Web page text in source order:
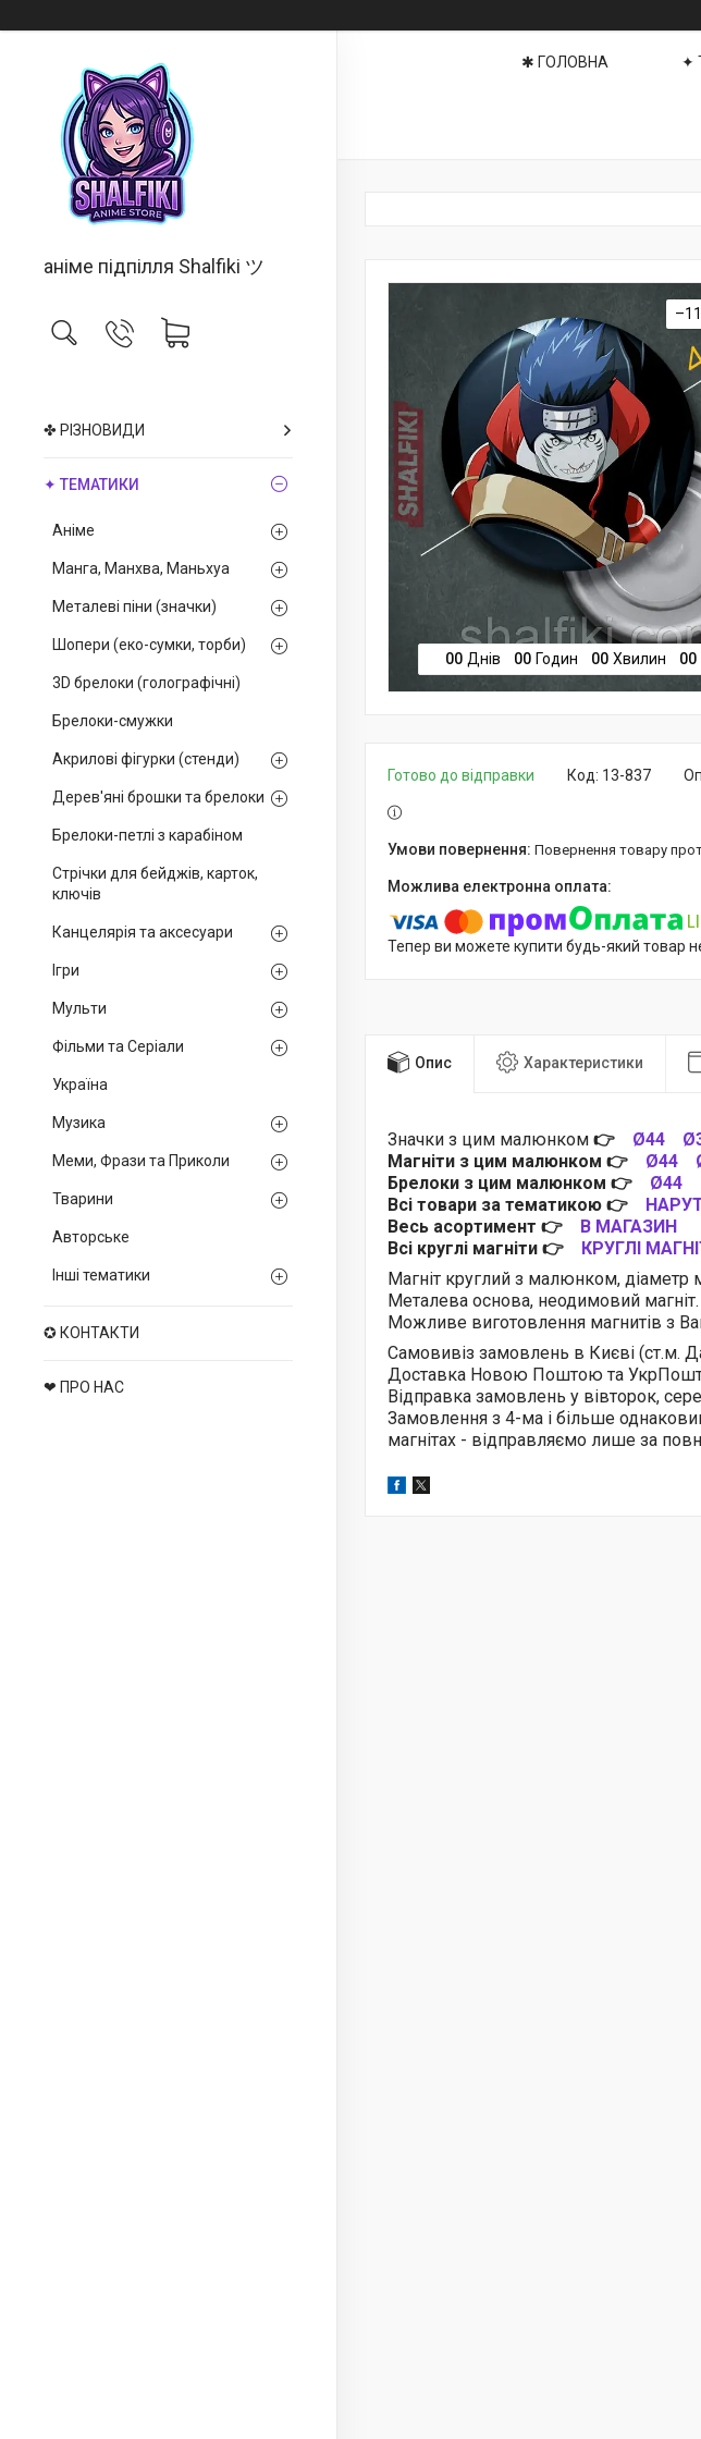
аніме підпілля Shalfiki ツ
✤ РІЗНОВИДИ
✦ ТЕМАТИКИ
Аніме
Манга, Манхва, Маньхуа
Металеві піни (значки)
Шопери (еко-сумки, торби)
3D брелоки (голографічні)
Брелоки-смужки
Акрилові фігурки (стенди)
Дерев'яні брошки та брелоки
Брелоки-петлі з карабіном
Стрічки для бейджів, карток,
ключів
Канцелярія та аксесуари
Ігри
Мульти
Фільми та Серіали
Україна
Музика
Меми, Фрази та Приколи
Тварини
Авторське
Інші тематики
✪ КОНТАКТИ
❤ ПРО НАС
✱ ГОЛОВНА ✦
00 Днів 00 Годин 00 Хвилин 00
Готово до відправки Код: 13-837
повернення товару
Тепер ви можете купити будь-який товар
Опис Характеристики
Значки з цим малюнком 👉 Ø44
Магніти з цим малюнком 👉 Ø44
Брелоки з цим малюнком 👉 Ø44
Всі товари за тематикою 👉
Весь асортимент 👉
В МАГАЗИН
Всі круглі магніти 👉
КРУГЛІ
Магніт круглий з малюнком, діаметр
Металева основа, неодимовий магніт.
Можливе виготовлення магнитів з
Самовивіз замовлень в Києві (ст.м.
Доставка Новою Поштою та
Відправка замовлень у вівторок,
Замовлення з 4-ма і більше
магнітах - відправляємо лише за